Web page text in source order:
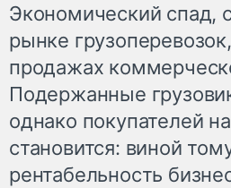
Экономический спад,
рынке
продажах
Подержанные
однако покупателей
становится: виной
рентабельность